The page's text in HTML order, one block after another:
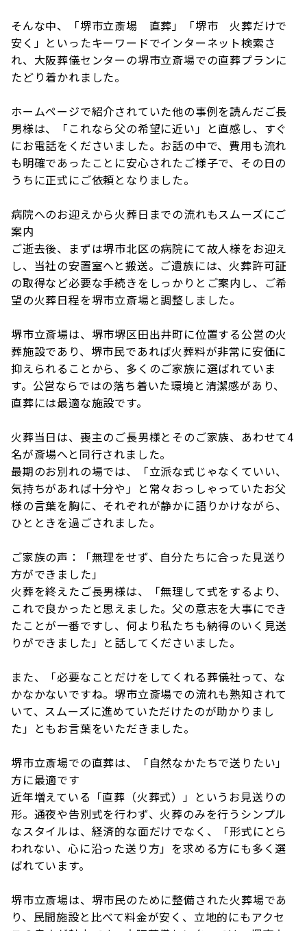
そんな中、「堺市立斎場 直葬」「堺市 火葬だけで
安く」といったキーワードでインターネット検索さ
れ、大阪葬儀センターの堺市立斎場での直葬プランに
たどり着かれました。
ホームページで紹介されていた他の事例を読んだご長
男様は、「これなら父の希望に近い」と直感し、すぐ
にお電話をくださいました。お話の中で、費用も流れ
も明確であったことに安心されたご様子で、その日の
うちに正式にご依頼となりました。
病院へのお迎えから火葬日までの流れもスムーズにご
案内
ご逝去後、まずは堺市北区の病院にて故人様をお迎え
し、当社の安置室へと搬送。ご遺族には、火葬許可証
の取得など必要な手続きをしっかりとご案内し、ご希
望の火葬日程を堺市立斎場と調整しました。
堺市立斎場は、堺市堺区田出井町に位置する公営の火
葬施設であり、堺市民であれば火葬料が非常に安価に
抑えられることから、多くのご家族に選ばれていま
す。公営ならではの落ち着いた環境と清潔感があり、
直葬には最適な施設です。
火葬当日は、喪主のご長男様とそのご家族、あわせて4
名が斎場へと同行されました。
最期のお別れの場では、「立派な式じゃなくていい、
気持ちがあれば十分や」と常々おっしゃっていたお父
様の言葉を胸に、それぞれが静かに語りかけながら、
ひとときを過ごされました。
ご家族の声：「無理をせず、自分たちに合った見送り
方ができました」
火葬を終えたご長男様は、「無理して式をするより、
これで良かったと思えました。父の意志を大事にでき
たことが一番ですし、何より私たちも納得のいく見送
りができました」と話してくださいました。
また、「必要なことだけをしてくれる葬儀社って、な
かなかないですね。堺市立斎場での流れも熟知されて
いて、スムーズに進めていただけたのが助かりまし
た」ともお言葉をいただきました。
堺市立斎場での直葬は、「自然なかたちで送りたい」
方に最適です
近年増えている「直葬（火葬式）」というお見送りの
形。通夜や告別式を行わず、火葬のみを行うシンプル
なスタイルは、経済的な面だけでなく、「形式にとら
われない、心に沿った送り方」を求める方にも多く選
ばれています。
堺市立斎場は、堺市民のために整備された火葬場であ
り、民間施設と比べて料金が安く、立地的にもアクセ